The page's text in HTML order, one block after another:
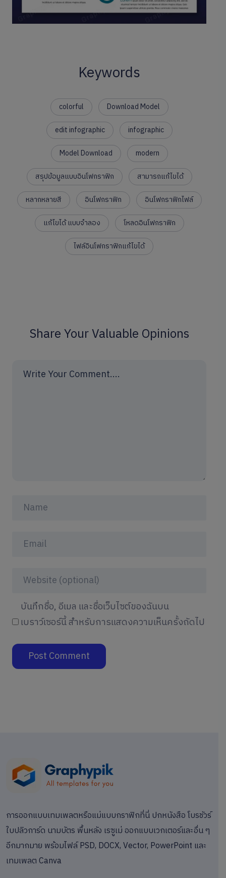
Keywords
colorful
Download Model
edit infographic
infographic
Model Download
modern
สรุปข้อมูลแบบอินโฟกราฟิก
สามารถแก้ไขได้
หลากหลายสี
อินโฟกราฟิก
อินโฟกราฟิกไฟล์
แก้ไขได้ แบบจำลอง
โหลดอินโฟกราฟิก
ไฟล์อินโฟกราฟิกแก้ไขได้
Share Your Valuable Opinions
บันทึกชื่อ, อีเมล และชื่อเว็บไซต์ของฉันบน
เบราว์เซอร์นี้ สำหรับการแสดงความเห็นครั้งถัดไป
การออกแบบเทมเพลตหรือแม่แบบกราฟิกที่นี่ ปกหนังสือ โบรชัวร์
ใบปลิวการ์ด นามบัตร พื้นหลัง เรซูเม่ ออกแบบเวกเตอร์และอื่น ๆ
อีกมากมาย พร้อมไฟล์ PSD, DOCX, Vector, PowerPoint และ
เทมเพลต Canva